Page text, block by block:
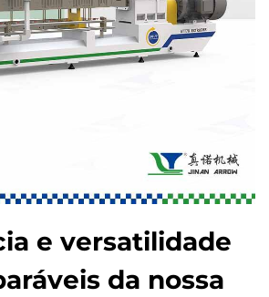
e versatilidade
da nossa